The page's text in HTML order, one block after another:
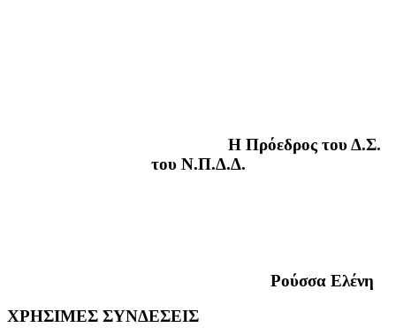
Η Πρόεδρος του Δ.Σ.
του Ν.Π.Δ.Δ.
Ρούσσα Ελένη
ΧΡΗΣΙΜΕΣ ΣΥΝΔΕΣΕΙΣ